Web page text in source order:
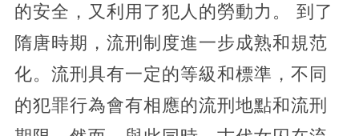
的安全，又利用了犯人的勞動力。 到了
隋唐時期，流刑制度進一步成熟和規范
化。流刑具有一定的等級和標準，不同
的犯罪行為會有相應的流刑地點和流刑